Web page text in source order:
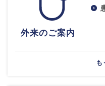
外来のご案内
も